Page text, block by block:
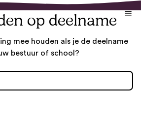
op deelname
mee houden als je de deelname
bestuur of school?